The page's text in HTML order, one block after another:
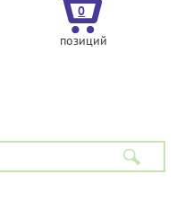
0
позиций